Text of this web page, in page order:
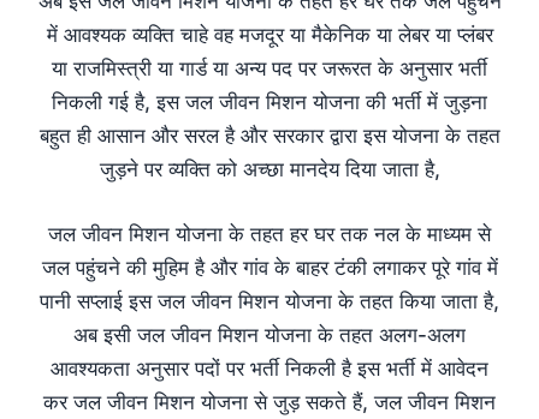
में आवश्यक व्यक्ति चाहे वह मजदूर या मैकेनिक या लेबर या प्लंबर
या राजमिस्त्री या गार्ड या अन्य पद पर जरूरत के अनुसार भर्ती
निकली गई है, इस जल जीवन मिशन योजना की भर्ती में जुड़ना
बहुत ही आसान और सरल है और सरकार द्वारा इस योजना के तहत
जुड़ने पर व्यक्ति को अच्छा मानदेय दिया जाता है,
जल जीवन मिशन योजना के तहत हर घर तक नल के माध्यम से
जल पहुंचने की मुहिम है और गांव के बाहर टंकी लगाकर पूरे गांव में
पानी सप्लाई इस जल जीवन मिशन योजना के तहत किया जाता है,
अब इसी जल जीवन मिशन योजना के तहत अलग-अलग
आवश्यकता अनुसार पदों पर भर्ती निकली है इस भर्ती में आवेदन
कर जल जीवन मिशन योजना से जुड़ सकते हैं, जल जीवन मिशन